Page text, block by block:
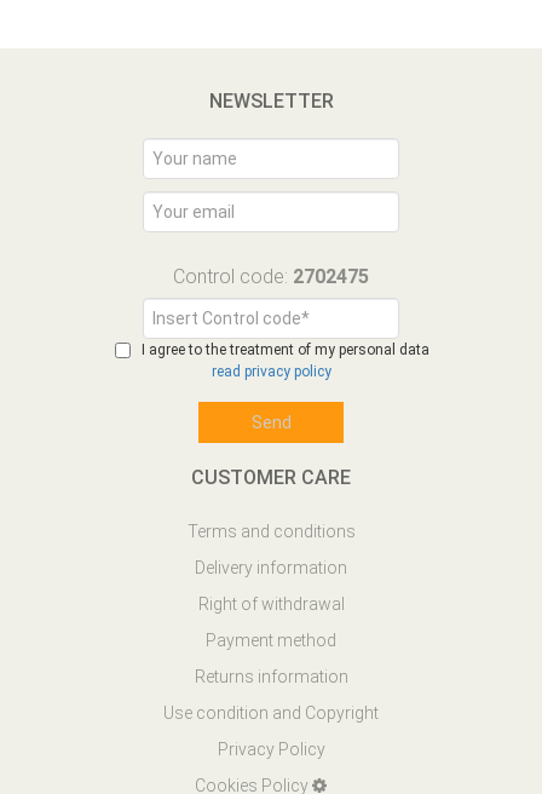
NEWSLETTER
Control code: 2702475
I agree to the treatment of my personal data
read privacy policy
CUSTOMER CARE
Terms and conditions
Delivery information
Right of withdrawal
Payment method
Returns information
Use condition and Copyright
Privacy Policy
Cookies Policy